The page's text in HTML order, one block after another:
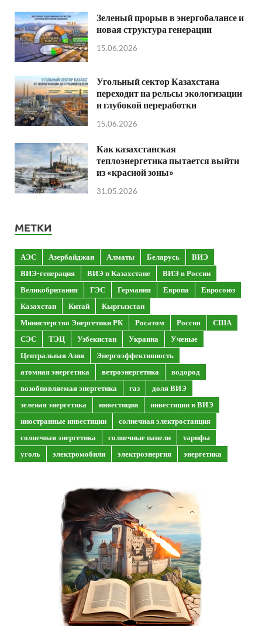
Зеленый прорыв в энергобалансе и
новая структура генерации
15.06.2026
Угольный сектор Казахстана
переходит на рельсы экологизации
и глубокой переработки
15.06.2026
Как казахстанская
теплоэнергетика пытается выйти
из «красной зоны»
31.05.2026
МЕТКИ
АЭС Азербайджан Алматы Беларусь
ВИЭ
ВИЭ-генерация
ВИЭ в Казахстане
ВИЭ в России
Великобритания
ГЭС Германия Европа
Евросоюз
Казахстан
Китай
Кыргызстан
Министерство Энергетики РК
Росатом Россия
США
СЭС
ТЭЦ Узбекистан Украина
Ученые
Центральная Азия
Энергоэффективность
атомная энергетика
ветроэнергетика
водород
возобновляемая энергетика
газ
доля ВИЭ
зеленая энергетика
инвестиции
инвестиции в ВИЭ
иностранные инвестиции
солнечная электростанция
солнечная энергетика
солнечные панели
тарифы
уголь
электромобили электроэнергия энергетика